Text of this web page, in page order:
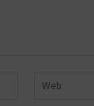
Email:*